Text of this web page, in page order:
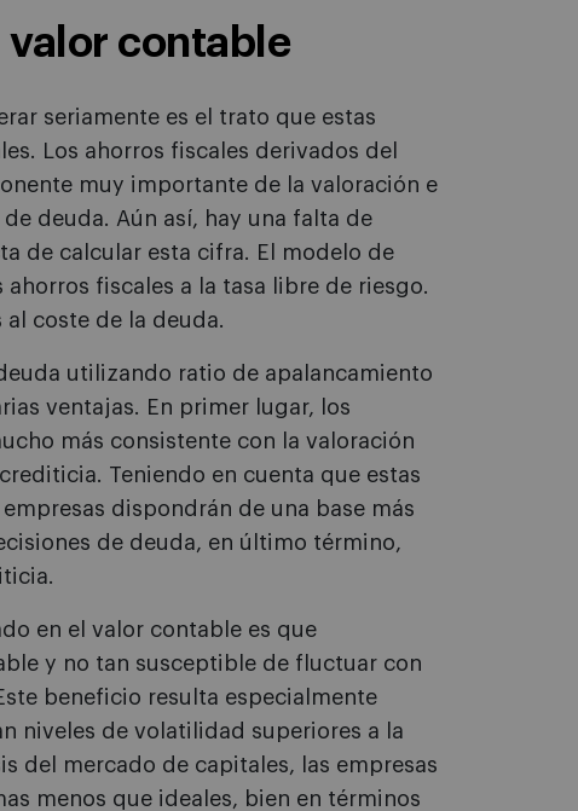
valor contable
seriamente es el trato que estas
Los ahorros fiscales derivados del
muy importante de la valoración e
deuda. Aún así, hay una falta de
de calcular esta cifra. El modelo de
fiscales a la tasa libre de riesgo.
coste de la deuda.
utilizando ratio de apalancamiento
ventajas. En primer lugar, los
más consistente con la valoración
Teniendo en cuenta que estas
dispondrán de una base más
de deuda, en último término,
en el valor contable es que
y no tan susceptible de fluctuar con
beneficio resulta especialmente
niveles de volatilidad superiores a la
del mercado de capitales, las empresas
menos que ideales, bien en términos